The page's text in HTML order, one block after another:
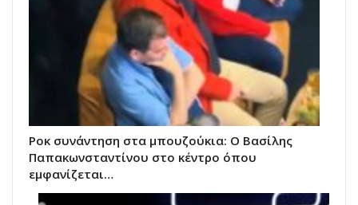
Ροκ συνάντηση στα μπουζούκια: Ο Βασίλης
Παπακωνσταντίνου στο κέντρο όπου
εμφανίζεται…